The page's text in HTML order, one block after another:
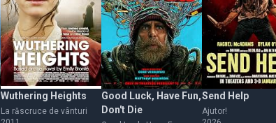
Wuthering Heights
La răscruce de vânturi
Good Luck, Have Fun,
Don't Die
Send Help
Ajutor!